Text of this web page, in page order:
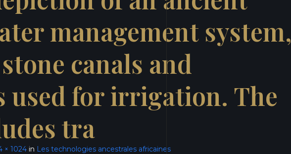
management system,
canals and
used for irrigation. The
tra
× 1024 in Les technologies ancestrales africaines